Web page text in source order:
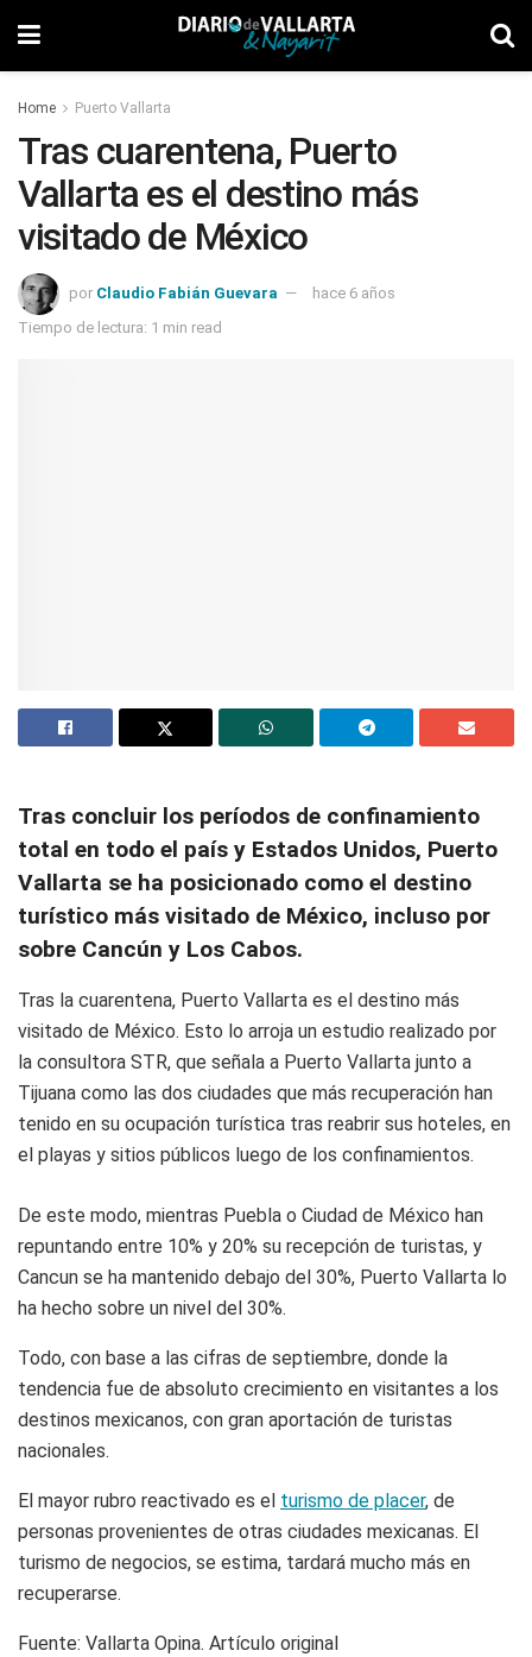
Home Puerto Vallarta
Tras cuarentena, Puerto
Vallarta es el destino más
visitado de México
por Claudio Fabián Guevara
hace 6 años
Tiempo de lectura: 1 min read
Tras concluir los períodos de confinamiento
total en todo el país y Estados Unidos, Puerto
Vallarta se ha posicionado como el destino
turístico más visitado de México, incluso por
sobre Cancún y Los Cabos.
Tras la cuarentena, Puerto Vallarta es el destino más
visitado de México. Esto lo arroja un estudio realizado por
la consultora STR, que señala a Puerto Vallarta junto a
Tijuana como las dos ciudades que más recuperación han
tenido en su ocupación turística tras reabrir sus hoteles, en
el playas y sitios públicos luego de los confinamientos.
De este modo, mientras Puebla o Ciudad de México han
repuntando entre 10% y 20% su recepción de turistas, y
Cancun se ha mantenido debajo del 30%, Puerto Vallarta lo
ha hecho sobre un nivel del 30%.
Todo, con base a las cifras de septiembre, donde la
tendencia fue de absoluto crecimiento en visitantes a los
destinos mexicanos, con gran aportación de turistas
nacionales.
El mayor rubro reactivado es el turismo de placer, de
personas provenientes de otras ciudades mexicanas. El
turismo de negocios, se estima, tardará mucho más en
recuperarse.
Fuente: Vallarta Opina. Artículo original